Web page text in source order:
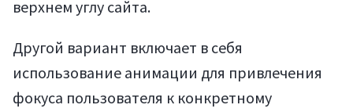
верхнем углу сайта.
Другой вариант включает в себя
использование анимации для привлечения
фокуса пользователя к конкретному